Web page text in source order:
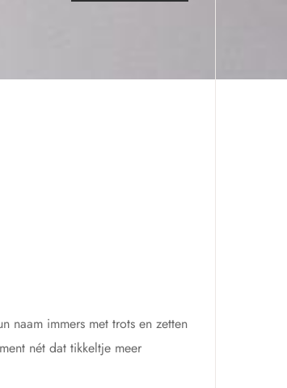
naam immers met trots en zetten
nét dat tikkeltje meer